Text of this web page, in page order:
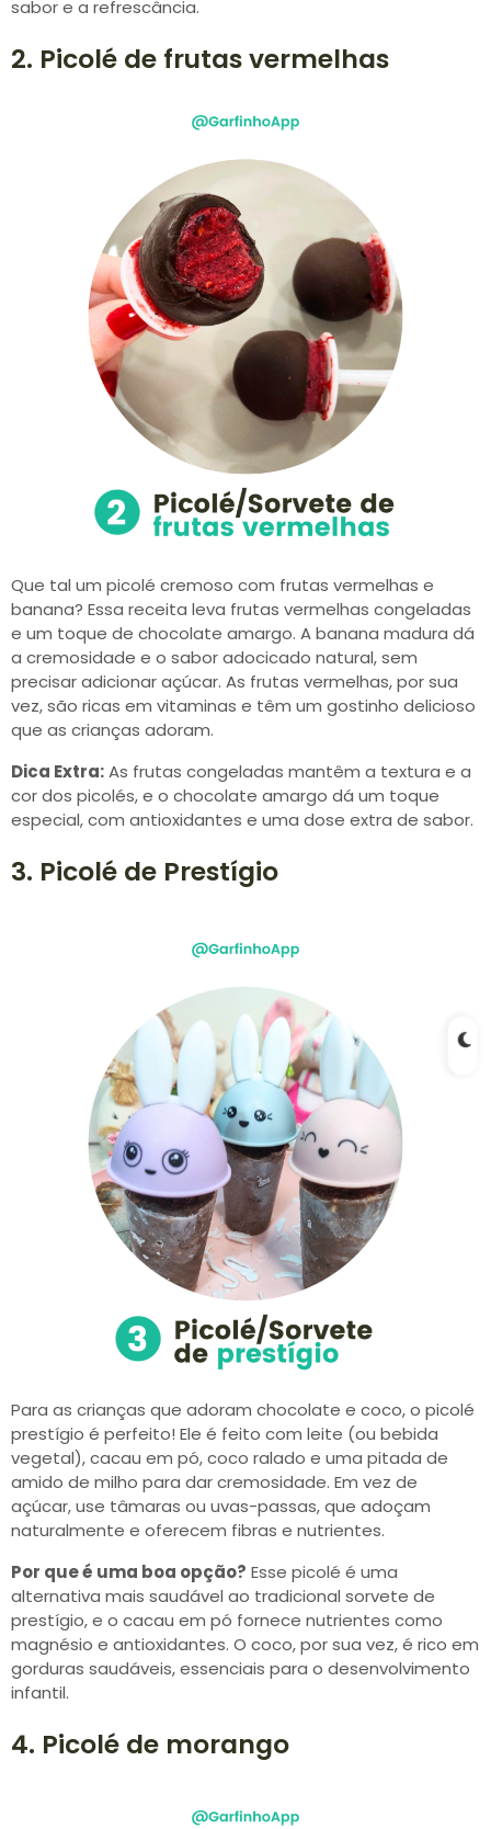
sabor e a refrescância.
2. Picolé de frutas vermelhas
Que tal um picolé cremoso com frutas vermelhas e
banana? Essa receita leva frutas vermelhas congeladas
e um toque de chocolate amargo. A banana madura dá
a cremosidade e o sabor adocicado natural, sem
precisar adicionar açúcar. As frutas vermelhas, por sua
vez, são ricas em vitaminas e têm um gostinho delicioso
que as crianças adoram.
Dica Extra:As frutas congeladas mantêm a textura e a
cor dos picolés, e o chocolate amargo dá um toque
especial, com antioxidantes e uma dose extra de sabor.
3. Picolé de Prestígio
Para as crianças que adoram chocolate e coco, o picolé
prestígio é perfeito! Ele é feito com leite (ou bebida
vegetal), cacau em pó, coco ralado e uma pitada de
amido de milho para dar cremosidade. Em vez de
açúcar, use tâmaras ou uvas-passas, que adoçam
naturalmente e oferecem fibras e nutrientes.
Por que é uma boa opção? Esse picolé é uma
alternativa mais saudável ao tradicional sorvete de
prestígio, e o cacau em pó fornece nutrientes como
magnésio e antioxidantes. O coco, por sua vez, é rico em
gorduras saudáveis, essenciais para o desenvolvimento
infantil.
4. Picolé de morango